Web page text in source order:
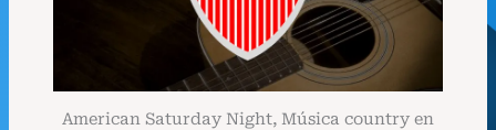
American Saturday Night, Música country en